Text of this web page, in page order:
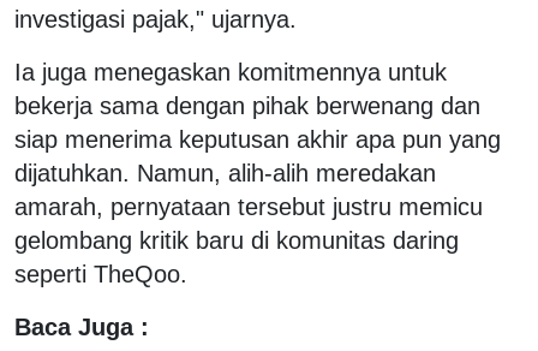
investigasi pajak," ujarnya.
Ia juga menegaskan komitmennya untuk
bekerja sama dengan pihak berwenang dan
siap menerima keputusan akhir apa pun yang
dijatuhkan. Namun, alih-alih meredakan
amarah, pernyataan tersebut justru memicu
gelombang kritik baru di komunitas daring
seperti TheQoo.
Baca Juga :